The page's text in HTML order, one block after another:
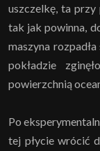
uszczelkę, ta przy
tak jak powinna,
maszyna
pokładzie
powierzchnią
Po
tej płycie wrócić